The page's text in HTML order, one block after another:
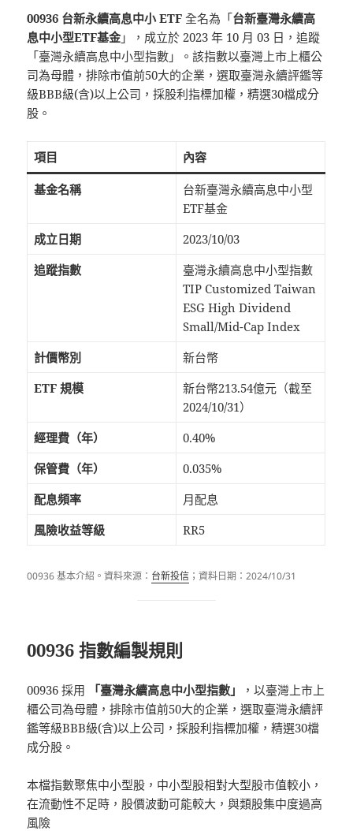
00936 台新永續高息中小 ETF 全名為「台新臺灣永續高
息中小型ETF基金」，成立於 2023 年 10 月 03 日，追蹤
「臺灣永續高息中小型指數」。該指數以臺灣上市上櫃公
司為母體，排除市值前50大的企業，選取臺灣永續評鑑等
級BBB級(含)以上公司，採股利指標加權，精選30檔成分
股。
項目 內容
基金名稱
台新臺灣永續高息中小型
ETF基金
成立日期
2023/10/03
追蹤指數
臺灣永續高息中小型指數
TIP Customized Taiwan
ESG High Dividend
Small/Mid-Cap Index
計價幣別
新台幣
ETF 規模
新台幣213.54億元（截至
2024/10/31）
經理費（年）
0.40%
保管費（年）
0.035%
配息頻率
月配息
風險收益等級
RR5
00936 基本介紹。資料來源： 台新投信 ；資料日期：2024/10/31
00936 指數編製規則
00936 採用 「臺灣永續高息中小型指數」
，以臺灣上市上
櫃公司為母體，排除市值前50大的企業，選取臺灣永續評
鑑等級BBB級(含)以上公司，採股利指標加權，精選30檔
成分股。
本檔指數聚焦中小型股，中小型股相對大型股市值較小，
在流動性不足時，股價波動可能較大，與類股集中度過高
風險